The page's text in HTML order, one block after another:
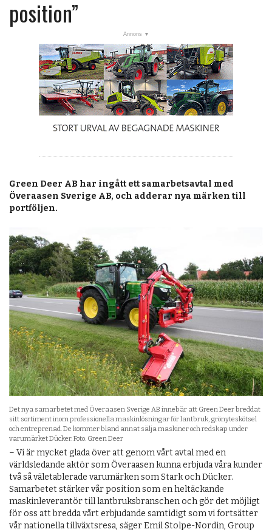
Veckans nyheter
RSS-flöde
OPINION
KALENDER
MARKNAD
TJÄNSTER
JOBB
ANNONSERA
PRENUMERERA
OM OSS
position”
Green Deer AB har ingått ett samarbetsavtal med
Överaasen Sverige AB, och adderar nya märken till
portföljen.
Det nya samarbetet med Överaasen Sverige AB innebär att Green Deer breddat
sitt sortiment inom professionella maskinlösningar för lantbruk, grönyteskötsel
och entreprenad. De kommer bland annat sälja maskiner och redskap under
varumärket Dücker. Foto: Green Deer
– Vi är mycket glada över att genom vårt avtal med en
världsledande aktör som Överaasen kunna erbjuda våra kunder
två så väletablerade varumärken som Stark och Dücker.
Samarbetet stärker vår position som en heltäckande
maskinleverantör till lantbruksbranschen och gör det möjligt
för oss att bredda vårt erbjudande samtidigt som vi fortsätter
vår nationella tillväxtsresa, säger Emil Stolpe-Nordin, Group